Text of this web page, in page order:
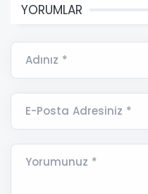
YORUMLAR
Adınız *
E-Posta Adresiniz *
Yorumunuz *